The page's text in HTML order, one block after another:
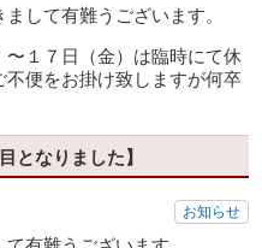
して有難うございます。
１７日（金）は臨時にて休
便をお掛け致しますが何卒
となりました】
お知らせ